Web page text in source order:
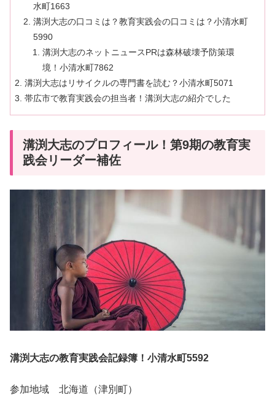
水町1663
溝渕大志の口コミは？教育実践会の口コミは？小清水町
5990
溝渕大志のネットニュースPRは森林破壊予防策環
境！小清水町7862
溝渕大志はリサイクルの専門書を読む？小清水町5071
帯広市で教育実践会の担当者！溝渕大志の紹介でした
溝渕大志のプロフィール！第9期の教育実
践会リーダー補佐
溝渕大志の教育実践会記録簿！小清水町5592
参加地域 北海道（津別町）